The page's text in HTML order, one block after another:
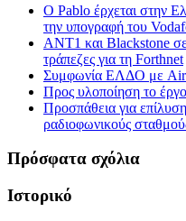
Ο Pablo έρχεται στην
την υπογραφή του
ΑΝΤ1 και Blackstone σε
τράπεζες για τη Forthnet
Συμφωνία ΕΛΔΟ με
Προς υλοποίηση το
Προσπάθεια για
ραδιοφωνικούς
Πρόσφατα σχόλια
Ιστορικό